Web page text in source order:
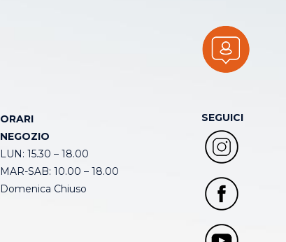
ORARI
NEGOZIO
LUN: 15.30 – 18.00
MAR-SAB: 10.00 – 18.00
Domenica Chiuso
SEGUICI